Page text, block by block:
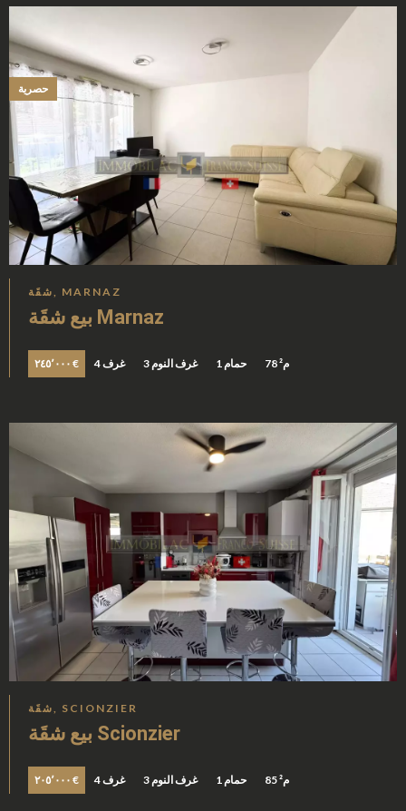
شقَة, MARNAZ
بيع شقَة Marnaz
٢٤٥٬٠٠٠ € 4 غرف 3 غرف النوم 1 حمام 78 م²
حصرية
شقَة, SCIONZIER
بيع شقَة Scionzier
٢٠٥٬٠٠٠ € 4 غرف 3 غرف النوم 1 حمام 85 م²